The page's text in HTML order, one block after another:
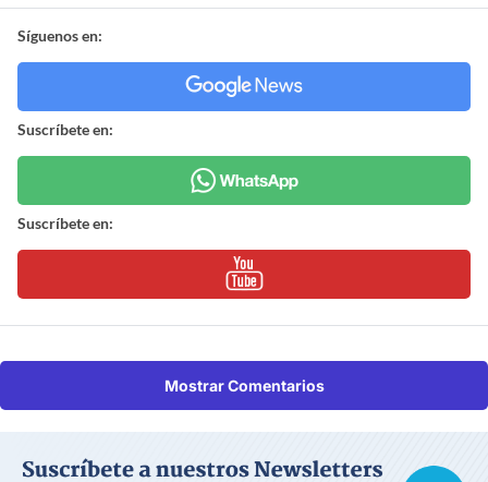
Síguenos en:
Suscríbete en:
Suscríbete en:
Mostrar Comentarios